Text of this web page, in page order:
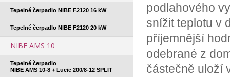
Tepelné čerpadlo NIBE F2120 16 kW
Tepelné čerpadlo NIBE F2120 20 kW
NIBE AMS 10
Tepelné čerpadlo
NIBE AMS 10-8 + Lucie 200/8-12 SPLIT
podlahového
snížit teplotu v
příjemnější
odebrané z
částečně uloží